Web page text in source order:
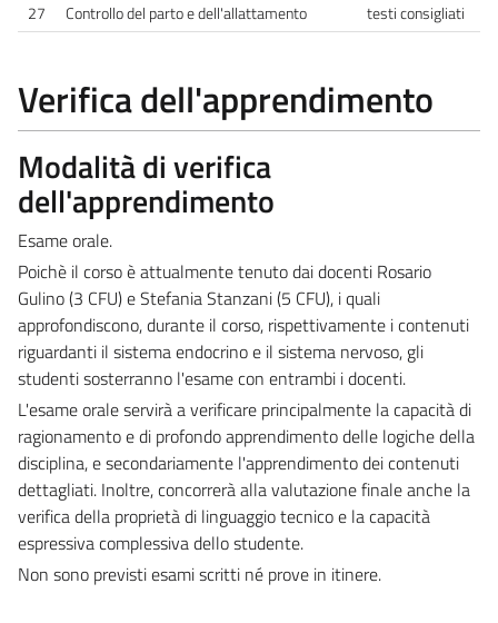
27
Controllo del parto e dell'allattamento testi consigliati
Verifica dell'apprendimento
Modalità di verifica
dell'apprendimento
Esame orale.
Poichè il corso è attualmente tenuto dai docenti Rosario
Gulino (3 CFU) e Stefania Stanzani (5 CFU), i quali
approfondiscono, durante il corso, rispettivamente i contenuti
riguardanti il sistema endocrino e il sistema nervoso, gli
studenti sosterranno l'esame con entrambi i docenti.
L'esame orale servirà a verificare principalmente la capacità di
ragionamento e di profondo apprendimento delle logiche della
disciplina, e secondariamente l'apprendimento dei contenuti
dettagliati. Inoltre, concorrerà alla valutazione finale anche la
verifica della proprietà di linguaggio tecnico e la capacità
espressiva complessiva dello studente.
Non sono previsti esami scritti né prove in itinere.